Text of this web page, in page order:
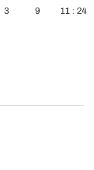
3 9 11 : 24